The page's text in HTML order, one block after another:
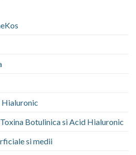
Botulinica si Acid Hialuronic
si medii